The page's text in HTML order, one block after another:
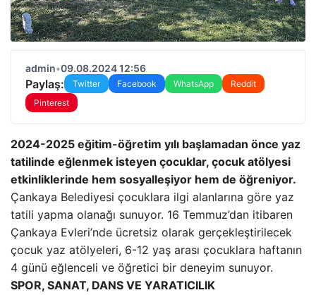
admin•09.08.2024 12:56
Paylaş: Twitter Facebook WhatsApp
Reddit
Pinterest
2024-2025 eğitim-öğretim yılı başlamadan önce yaz
tatilinde eğlenmek isteyen çocuklar, çocuk atölyesi
etkinliklerinde hem sosyalleşiyor hem de öğreniyor.
Çankaya Belediyesi çocuklara ilgi alanlarına göre yaz
tatili yapma olanağı sunuyor. 16 Temmuz’dan itibaren
Çankaya Evleri’nde ücretsiz olarak gerçekleştirilecek
çocuk yaz atölyeleri, 6-12 yaş arası çocuklara haftanın
4 günü eğlenceli ve öğretici bir deneyim sunuyor.
SPOR, SANAT, DANS VE YARATICILIK